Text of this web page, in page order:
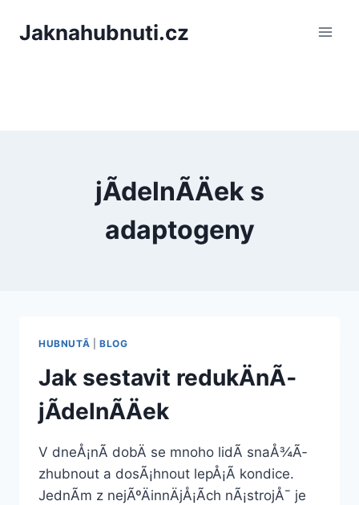
Jaknahubnuti.cz
jÃ­delnÃ­Äek s
adaptogeny
HUBNUTÃ­ BLOG
Jak sestavit redukÄnÃ­
jÃ­delnÃ­Äek
V dneÅ¡nÃ­ dobÄ se mnoho lidÃ­ snaÅ¾Ã­
zhubnout a dosÃ¡hnout lepÅ¡Ã­ kondice.
JednÃ­m z nejÃºÄinnÄjÅ¡Ã­ch nÃ¡strojÅ¯ je